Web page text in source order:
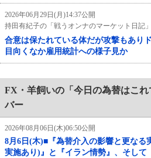
2026年06月29日(月)14:37公開
持田有紀子の「戦うオンナのマーケット日記」
合意は保たれている体だが攻撃もあり
目向くなか雇用統計への様子見か
FX・羊飼いの「今日の為替はこ
バー
2026年08月06日(木)06:50公開
8月6日(木)■『為替介入の影響と更なる
実施あり)』と『イラン情勢』、そして